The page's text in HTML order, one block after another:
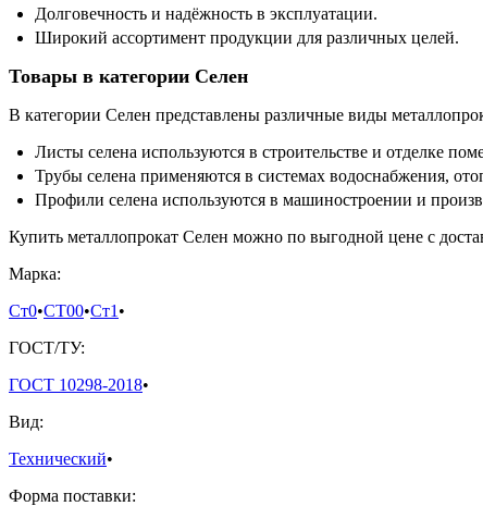
Долговечность и надёжность в эксплуатации.
Широкий ассортимент продукции для различных целей.
Товары в категории Селен
В категории Селен представлены различные виды
Листы селена используются в строительстве и отделке
Трубы селена применяются в системах водоснабжения,
Профили селена используются в машиностроении и
Купить металлопрокат Селен можно по выгодной цене с
Марка:
Ст0•СТ00•Ст1 •
ГОСТ/ТУ:
ГОСТ 10298-2018•
Вид:
Технический•
Форма поставки: